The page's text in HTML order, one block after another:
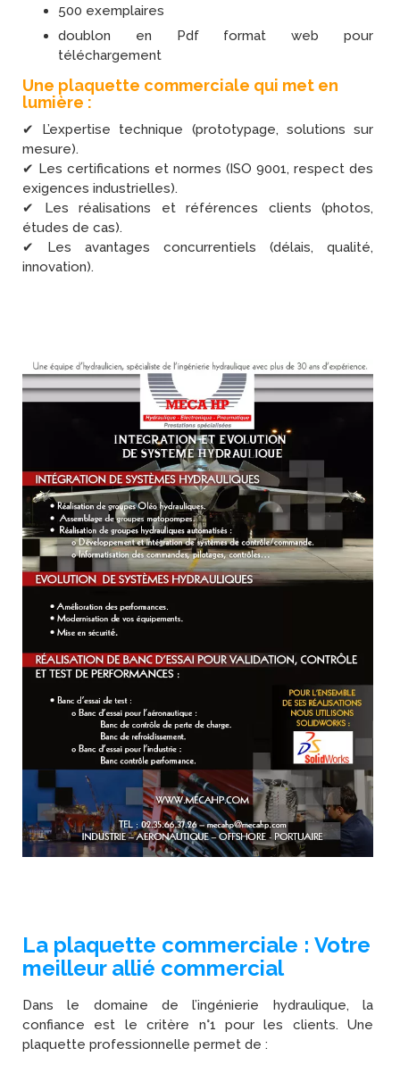
500 exemplaires
doublon en Pdf format web pour
téléchargement
Une plaquette commerciale qui met en
lumière :
✔ L’expertise technique (prototypage, solutions sur
mesure).
✔ Les certifications et normes (ISO 9001, respect des
exigences industrielles).
✔ Les réalisations et références clients (photos,
études de cas).
✔ Les avantages concurrentiels (délais, qualité,
innovation).
La plaquette commerciale : Votre
meilleur allié commercial
Dans le domaine de l’ingénierie hydraulique, la
confiance est le critère n°1 pour les clients. Une
plaquette professionnelle permet de :